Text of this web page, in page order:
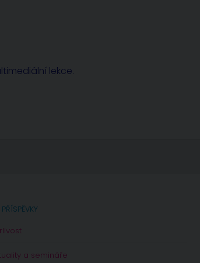
lekce.
a semináře